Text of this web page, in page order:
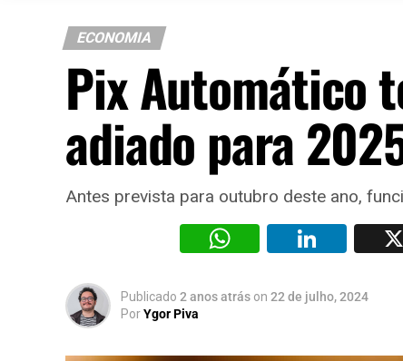
ECONOMIA
Pix Automático
adiado para
Antes prevista para outubro deste ano,
WhatsApp
Publicado 2 anos atrás on 22 de julho, 2024
PorYgor Piva